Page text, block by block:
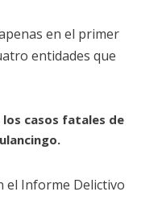
en el primer
entidades que
los casos fatales de
el Informe Delictivo